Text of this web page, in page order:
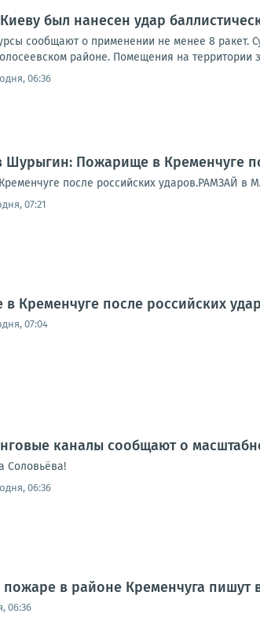
был нанесен удар
сообщают о применении не менее 8 ракет.
районе. Помещения на территории
06:36
Шурыгин: Пожарище в Кременчуге
после российских ударов.РАМЗАЙ в
07:21
Кременчуге после российских
07:04
каналы сообщают о
Соловьёва!
06:36
в районе Кременчуга пишут
06:36